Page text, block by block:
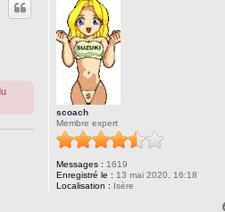
scoach
Membre expert
Messages : 1619
Enregistré le : 13 mai 2020, 16:18
Localisation : Isère